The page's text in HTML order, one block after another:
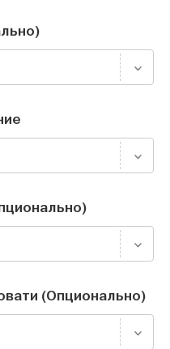
(Опционально)